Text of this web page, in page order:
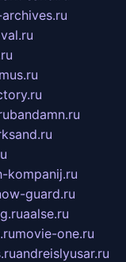
bandamn.ru
kompanij.ru
guard.ru
aalse.ru
movie-one.ru
andreislyusar.ru